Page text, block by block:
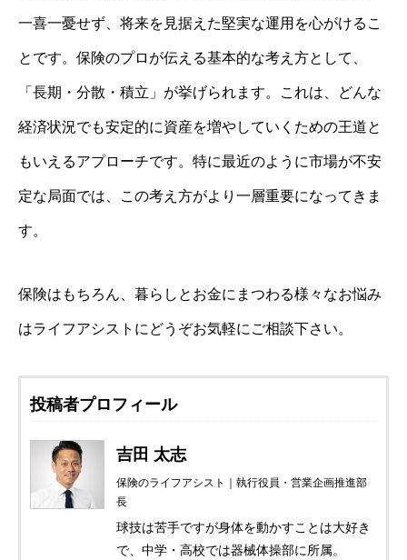
一喜一憂せず、将来を見据えた堅実な運用を心がけるこ
とです。保険のプロが伝える基本的な考え方として、
「長期・分散・積立」が挙げられます。これは、どんな
経済状況でも安定的に資産を増やしていくための王道と
もいえるアプローチです。特に最近のように市場が不安
定な局面では、この考え方がより一層重要になってきま
す。
保険はもちろん、暮らしとお金にまつわる様々なお悩み
はライフアシストにどうぞお気軽にご相談下さい。
投稿者プロフィール
吉田 太志
保険のライフアシスト｜執行役員・営業企画推進部
長
球技は苦手ですが身体を動かすことは大好き
で、中学・高校では器械体操部に所属。